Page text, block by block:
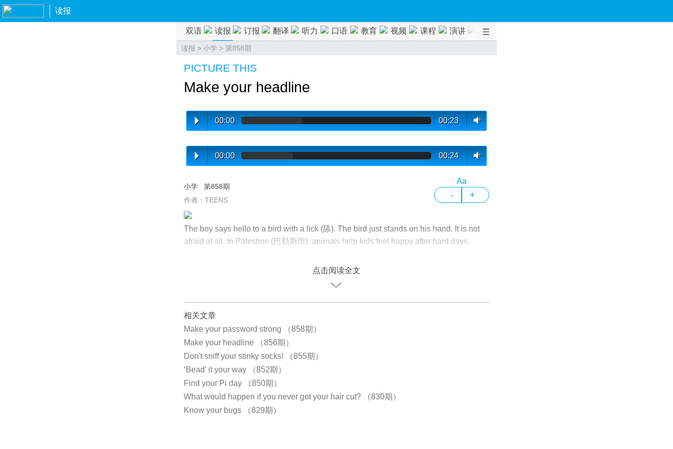
读报
双语 读报 订报 翻译 听力 口语 教育 视频 课程 演讲
读报 > 小学 > 第858期
PICTURE THIS
Make your headline
00:00 00:23
00:00 00:24
小学
第858期
作者：TEENS
Aa
- +
The boy says hello to a bird with a lick (舔). The bird just stands on his hand. It is not
afraid at all. In Palestine (巴勒斯坦), animals help kids feel happy after hard days.
点击阅读全文
相关文章
Make your password strong （858期）
Make your headline （856期）
Don't sniff your stinky socks! （855期）
‘Bead’ it your way （852期）
Find your Pi day （850期）
What would happen if you never got your hair cut? （830期）
Know your bugs （829期）